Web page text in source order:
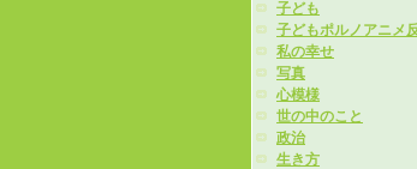
子ども
子どもポルノアニメ
私の幸せ
写真
心模様
世の中のこと
政治
生き方